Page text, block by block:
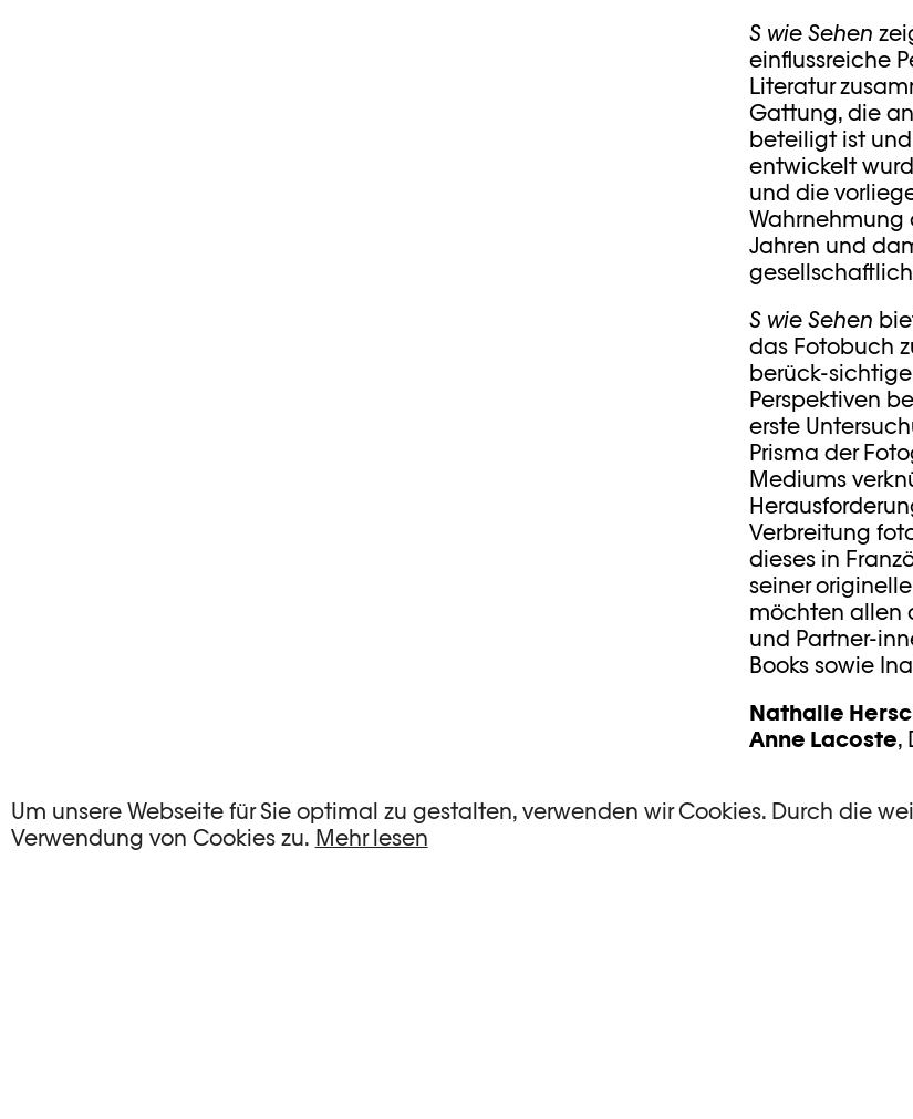
Um unsere Webseite für Sie optimal zu gestalten, verwenden wir Cookies. Durch die
Verwendung von Cookies zu. Mehr lesen
S wie Sehen
einflussreiche
Literatur
Gattung, die
beteiligt ist und
entwickelt
und die
Wahrnehmung
Jahren und
S wie Sehen
das Fotobuch
berück-
Perspektiven
erste
Prisma der
Mediums
Verbreitung
dieses in
seiner
möchten allen
und Partner-
Books sowie
Nathalie
Anne Lacoste,
Zu verkaufen